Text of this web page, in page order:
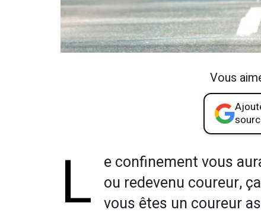
Vous
L
e confinement vous
ou redevenu coureur,
vous êtes un coureur